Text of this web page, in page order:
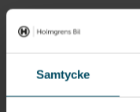
Samtycke
i-Size ISOfix fäste fram
Låsbara hjulbultar
M Lädersportratt
M portimao blue metallic